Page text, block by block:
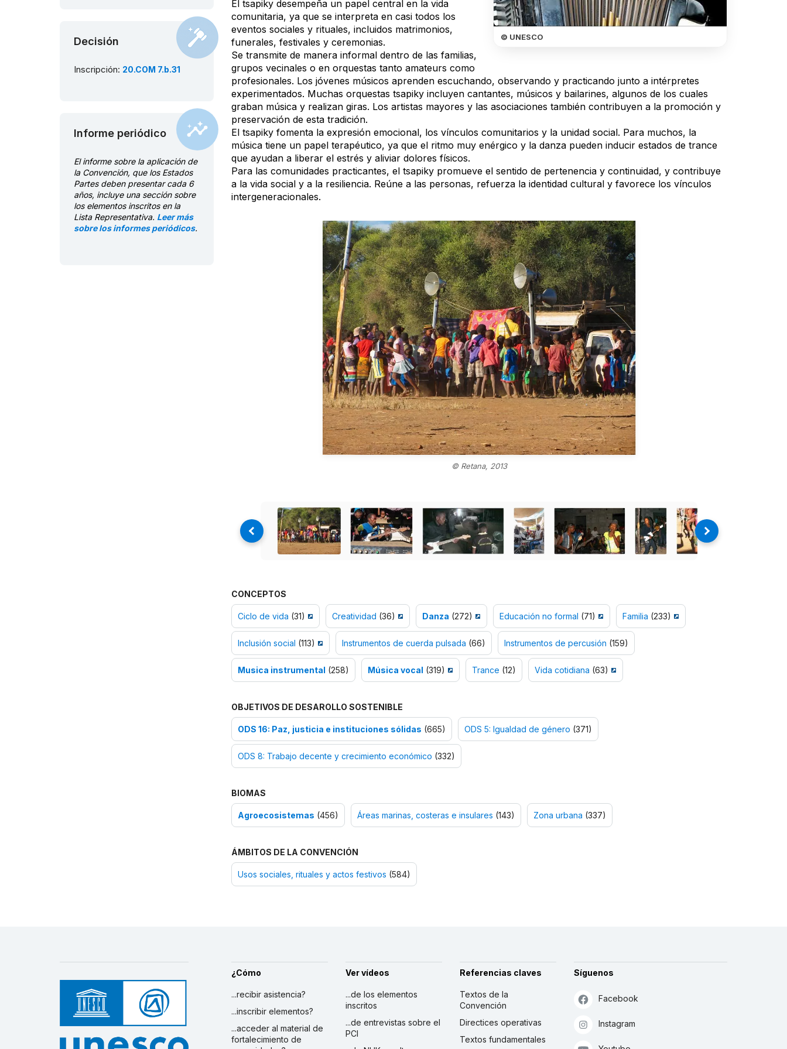
Decisión
Inscripción: 20.COM 7.b.31
Informe periódico
El informe sobre la aplicación de
la Convención, que los Estados
Partes deben presentar cada 6
años, incluye una sección sobre
los elementos inscritos en la
Lista Representativa. Leer más
sobre los informes periódicos.
© UNESCO
El tsapiky desempeña un papel central en la vida
comunitaria, ya que se interpreta en casi todos los
eventos sociales y rituales, incluidos matrimonios,
funerales, festivales y ceremonias.
Se transmite de manera informal dentro de las familias,
grupos vecinales o en orquestas tanto amateurs como
profesionales. Los jóvenes músicos aprenden escuchando, observando y practicando junto a intérpretes
experimentados. Muchas orquestas tsapiky incluyen cantantes, músicos y bailarines, algunos de los cuales
graban música y realizan giras. Los artistas mayores y las asociaciones también contribuyen a la promoción y
preservación de esta tradición.
El tsapiky fomenta la expresión emocional, los vínculos comunitarios y la unidad social. Para muchos, la
música tiene un papel terapéutico, ya que el ritmo muy enérgico y la danza pueden inducir estados de trance
que ayudan a liberar el estrés y aliviar dolores físicos.
Para las comunidades practicantes, el tsapiky promueve el sentido de pertenencia y continuidad, y contribuye
a la vida social y a la resiliencia. Reúne a las personas, refuerza la identidad cultural y favorece los vínculos
intergeneracionales.
© Retana, 2013
CONCEPTOS
Ciclo de vida (31) Creatividad (36) Danza (272) Educación no formal (71) Familia (233)
Inclusión social (113) Instrumentos de cuerda pulsada (66) Instrumentos de percusión (159)
Musica instrumental (258) Música vocal (319) Trance (12) Vida cotidiana (63)
OBJETIVOS DE DESAROLLO SOSTENIBLE
ODS 16: Paz, justicia e instituciones sólidas (665) ODS 5: Igualdad de género (371)
ODS 8: Trabajo decente y crecimiento económico (332)
BIOMAS
Agroecosistemas (456) Áreas marinas, costeras e insulares (143) Zona urbana (337)
ÁMBITOS DE LA CONVENCIÓN
Usos sociales, rituales y actos festivos (584)
¿Cómo
...recibir asistencia?
...inscribir elementos?
...acceder al material de
fortalecimiento de
Ver vídeos
...de los elementos
inscritos
...de entrevistas sobre el
PCI
Referencias claves
Textos de la
Convención
Directices operativas
Textos fundamentales
Síguenos
Facebook
Instagram